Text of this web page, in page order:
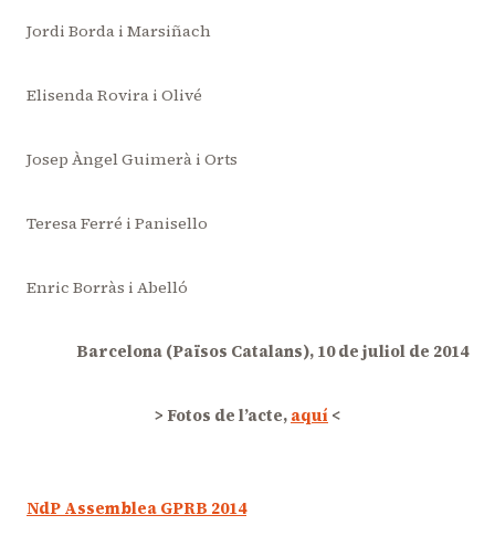
Jordi Borda i Marsiñach
Elisenda Rovira i Olivé
Josep Àngel Guimerà i Orts
Teresa Ferré i Panisello
Enric Borràs i Abelló
Barcelona (Països Catalans), 10 de juliol de 2014
> Fotos de l’acte, aquí <
NdP Assemblea GPRB 2014